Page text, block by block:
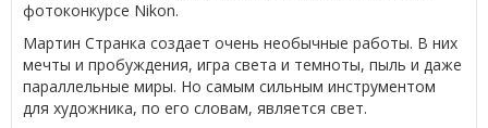
фотоконкурсе Nikon.
Мартин Странка создает очень необычные работы. В них
мечты и пробуждения, игра света и темноты, пыль и даже
параллельные миры. Но самым сильным инструментом
для художника, по его словам, является свет.